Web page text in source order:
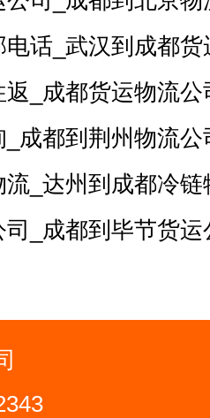
话_武汉到成都货
_成都货运物流
成都到荆州物流公
_达州到成都冷链
_成都到毕节货运